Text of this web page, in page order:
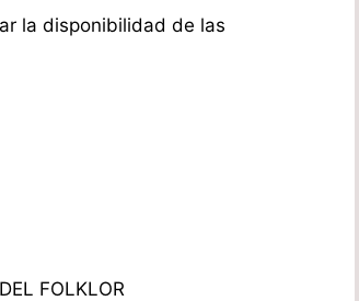
la disponibilidad de las
FOLKLOR